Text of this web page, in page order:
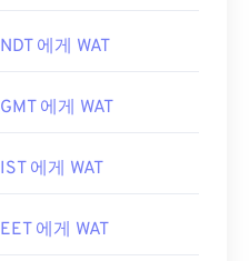
NDT 에게 WAT
GMT 에게 WAT
IST 에게 WAT
EET 에게 WAT